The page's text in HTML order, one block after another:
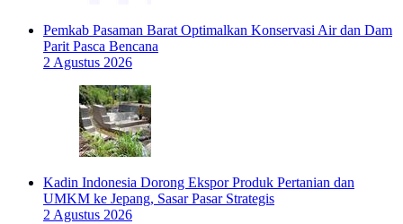
Pemkab Pasaman Barat Optimalkan Konservasi Air dan Dam
Parit Pasca Bencana
2 Agustus 2026
Kadin Indonesia Dorong Ekspor Produk Pertanian dan
UMKM ke Jepang, Sasar Pasar Strategis
2 Agustus 2026